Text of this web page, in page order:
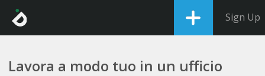
Sign Up
Lavora a modo tuo in un ufficio